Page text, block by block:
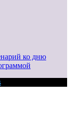
ко дню